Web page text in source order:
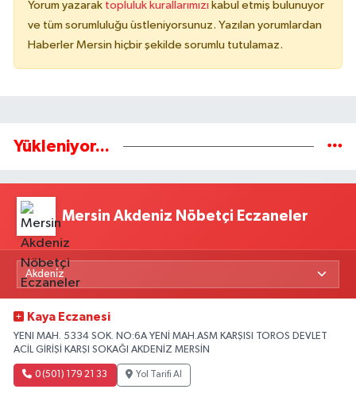
Yorum yazarak topluluk kurallarımızı kabul etmiş bulunuyor
ve tüm sorumluluğu üstleniyorsunuz. Yazılan yorumlardan
Haberler Mersin hiçbir şekilde sorumlu tutulamaz.
Yükleniyor...
Mersin Akdeniz Nöbetçi Eczaneler
Kaya Eczanesi
YENI MAH. 5334 SOK. NO:6A YENİ MAH.ASM KARŞISI TOROS DEVLET
ACİL GİRİŞİ KARŞI SOKAĞI AKDENİZ MERSİN
0 (501) 179 21 33 Yol Tarifi Al